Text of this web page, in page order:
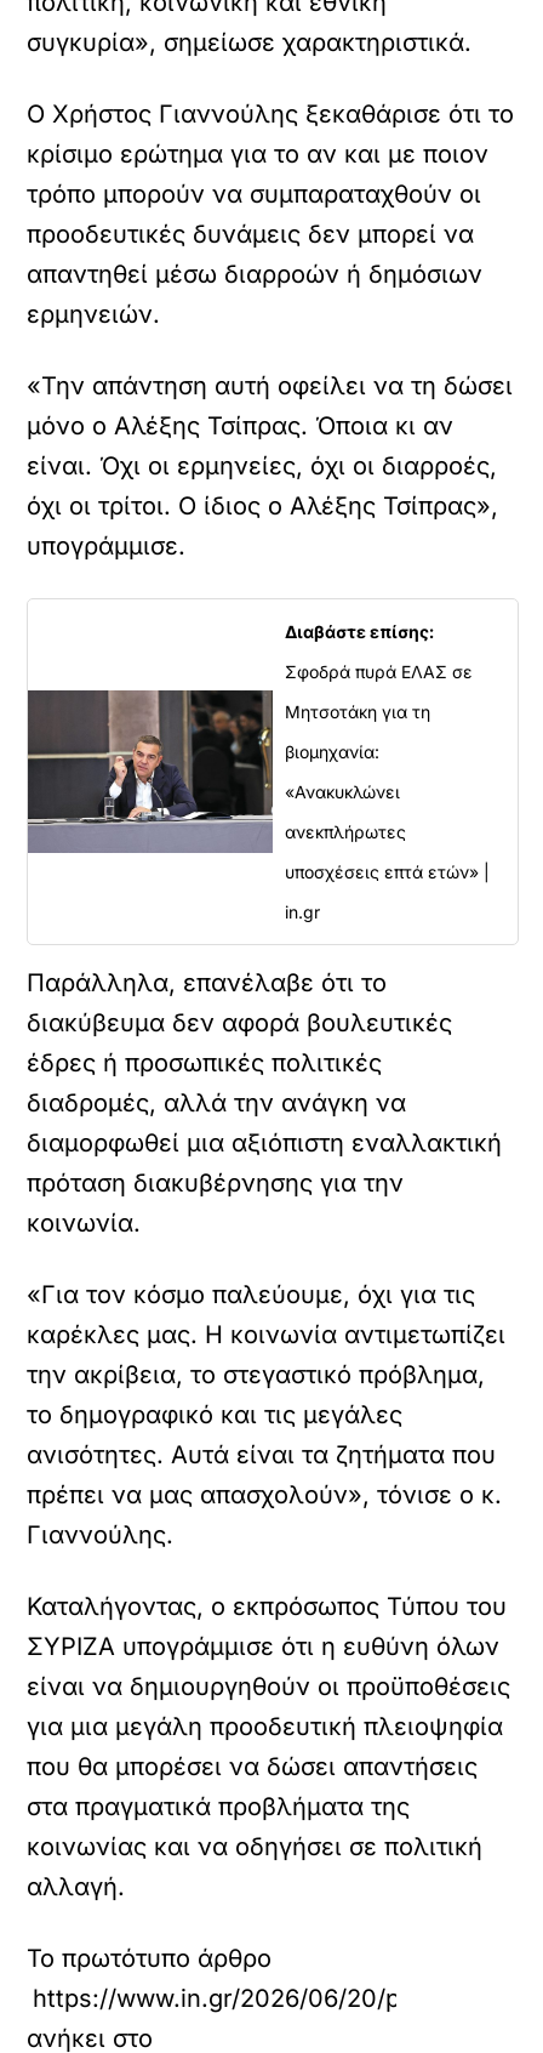
συγκυρία», σημείωσε χαρακτηριστικά.
Ο Χρήστος Γιαννούλης ξεκαθάρισε ότι το
κρίσιμο ερώτημα για το αν και με ποιον
τρόπο μπορούν να συμπαραταχθούν οι
προοδευτικές δυνάμεις δεν μπορεί να
απαντηθεί μέσω διαρροών ή δημόσιων
ερμηνειών.
«Την απάντηση αυτή οφείλει να τη δώσει
μόνο ο Αλέξης Τσίπρας. Όποια κι αν
είναι. Όχι οι ερμηνείες, όχι οι διαρροές,
όχι οι τρίτοι. Ο ίδιος ο Αλέξης Τσίπρας»,
υπογράμμισε.
Διαβάστε επίσης:
Σφοδρά πυρά ΕΛΑΣ σε
Μητσοτάκη για τη
βιομηχανία:
«Ανακυκλώνει
ανεκπλήρωτες
υποσχέσεις επτά ετών» |
in.gr
Παράλληλα, επανέλαβε ότι το
διακύβευμα δεν αφορά βουλευτικές
έδρες ή προσωπικές πολιτικές
διαδρομές, αλλά την ανάγκη να
διαμορφωθεί μια αξιόπιστη εναλλακτική
πρόταση διακυβέρνησης για την
κοινωνία.
«Για τον κόσμο παλεύουμε, όχι για τις
καρέκλες μας. Η κοινωνία αντιμετωπίζει
την ακρίβεια, το στεγαστικό πρόβλημα,
το δημογραφικό και τις μεγάλες
ανισότητες. Αυτά είναι τα ζητήματα που
πρέπει να μας απασχολούν», τόνισε ο κ.
Γιαννούλης.
Καταλήγοντας, ο εκπρόσωπος Τύπου του
ΣΥΡΙΖΑ υπογράμμισε ότι η ευθύνη όλων
είναι να δημιουργηθούν οι προϋποθέσεις
για μια μεγάλη προοδευτική πλειοψηφία
που θα μπορέσει να δώσει απαντήσεις
στα πραγματικά προβλήματα της
κοινωνίας και να οδηγήσει σε πολιτική
αλλαγή.
Το πρωτότυπο άρθρο
https://www.in.gr/2026/06/20/politics/
ανήκει στο